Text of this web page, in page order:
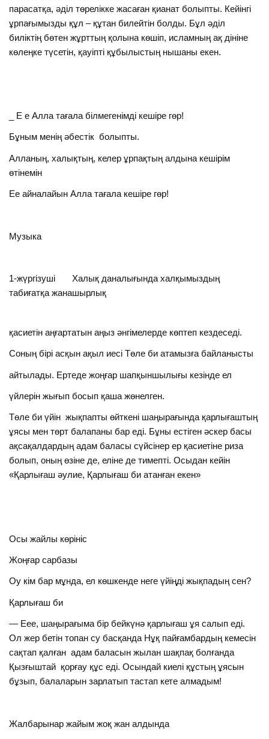
парасатқа, әділ төрелікке жасаған қианат болыпты. Кейінгі
ұрпағымызды құл – құтан билейтін болды. Бұл әділ
биліктің бөтен жұрттың қолына көшіп, исламның ақ дініне
көлеңке түсетін, қауіпті құбылыстың нышаны екен.
_ Е е Алла тағала білмегенімді кешіре гөр!
Бұным менің әбестік болыпты.
Алланың, халықтың, келер ұрпақтың алдына кешірім
өтінемін
Ее айналайын Алла тағала кешіре гөр!
Музыка
1-жүргізуші Халық даналығында халқымыздың
табиғатқа жанашырлық
қасиетін аңғартатын аңыз әнгімелерде көптеп кездеседі.
Соның бірі асқын ақыл иесі Төле би атамызға байланысты
айтылады. Ертеде жоңғар шапқыншылығы кезінде ел
үйлерін жығып босып қаша жөнелген.
Төле би үйін жықпапты өйткені шаңырағында қарлығаштың
ұясы мен төрт балапаны бар еді. Бұны естіген әскер басы
ақсақалдардың адам баласы сүйсінер ер қасиетіне риза
болып, оның өзіне де, еліне де тимепті. Осыдан кейін
«Қарлығаш әулие, Қарлығаш би атанған екен»
Осы жайлы көрініс
Жоңғар сарбазы
Оу кім бар мұнда, ел көшкенде неге үйіңді жықпадың сен?
Қарлығаш би
— Еее, шаңырағыма бір бейкүнә қарлығаш ұя салып еді.
Ол жер бетін топан су басқанда Нұқ пайғамбардың кемесін
сақтап қалған адам баласын жылан шақпақ болғанда
Қызғыштай қорғау құс еді. Осындай киелі құстың ұясын
бұзып, балаларын зарлатып тастап кете алмадым!
Жалбарынар жайым жоқ жан алдында